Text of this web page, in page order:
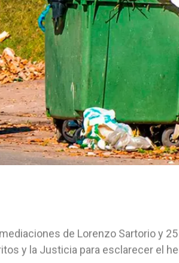
de Lorenzo Sartorio y 25
y la Justicia para esclarecer el